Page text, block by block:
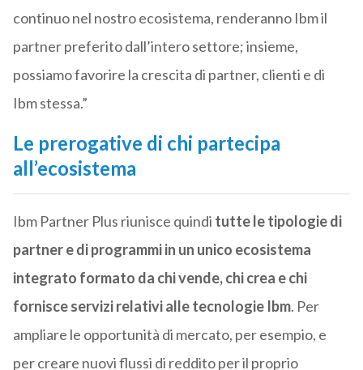
continuo nel nostro ecosistema, renderanno Ibm il
partner preferito dall’intero settore; insieme,
possiamo favorire la crescita di partner, clienti e di
Ibm stessa.”
Le prerogative di chi partecipa
all’ecosistema
Ibm Partner Plus riunisce quindi tutte le tipologie di
partner e di programmi in un unico ecosistema
integrato formato da chi vende, chi crea e chi
fornisce servizi relativi alle tecnologie Ibm. Per
ampliare le opportunità di mercato, per esempio, e
per creare nuovi flussi di reddito per il proprio